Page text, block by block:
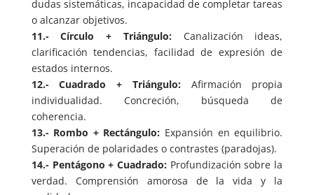
dudas sistemáticas, incapacidad de completar tareas
o alcanzar objetivos.
11.- Círculo + Triángulo:Canalización ideas,
clarificación tendencias, facilidad de expresión de
estados internos.
12.- Cuadrado + Triángulo:Afirmación propia
individualidad. Concreción, búsqueda de
coherencia.
13.- Rombo + Rectángulo: Expansión en equilibrio.
Superación de polaridades o contrastes (paradojas).
14.- Pentágono + Cuadrado: Profundización sobre la
verdad. Comprensión amorosa de la vida y la